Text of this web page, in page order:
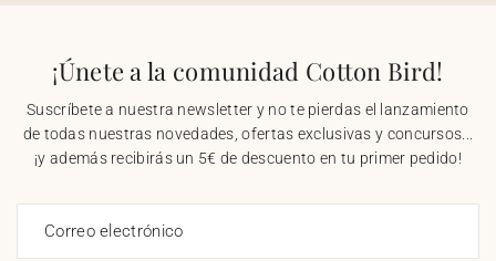
¡Únete a la comunidad Cotton Bird!
Suscríbete a nuestra newsletter y no te pierdas el lanzamiento
de todas nuestras novedades, ofertas exclusivas y concursos...
¡y además recibirás un 5€ de descuento en tu primer pedido!
Correo electrónico